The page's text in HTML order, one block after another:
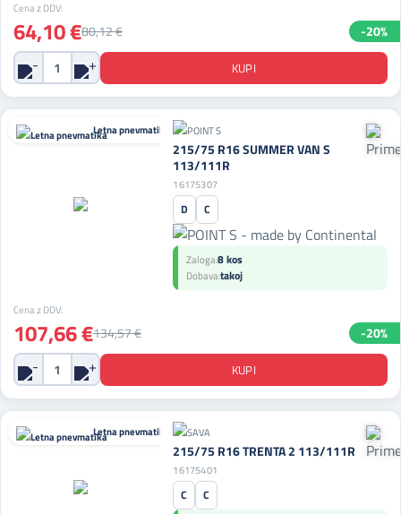
Cena z DDV:
64,10 €80,12 € -20%
Letna pnevmatika
215/75 R16 SUMMER VAN S
113/111R
16175307
D C
Zaloga:8 kos
Dobava:takoj
Cena z DDV:
107,66 €134,57 € -20%
Letna pnevmatika
215/75 R16 TRENTA 2 113/111R
16175401
C C